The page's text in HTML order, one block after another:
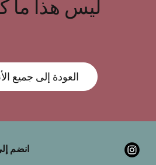
ليس هذا ما
العودة إلى جميع
انضم